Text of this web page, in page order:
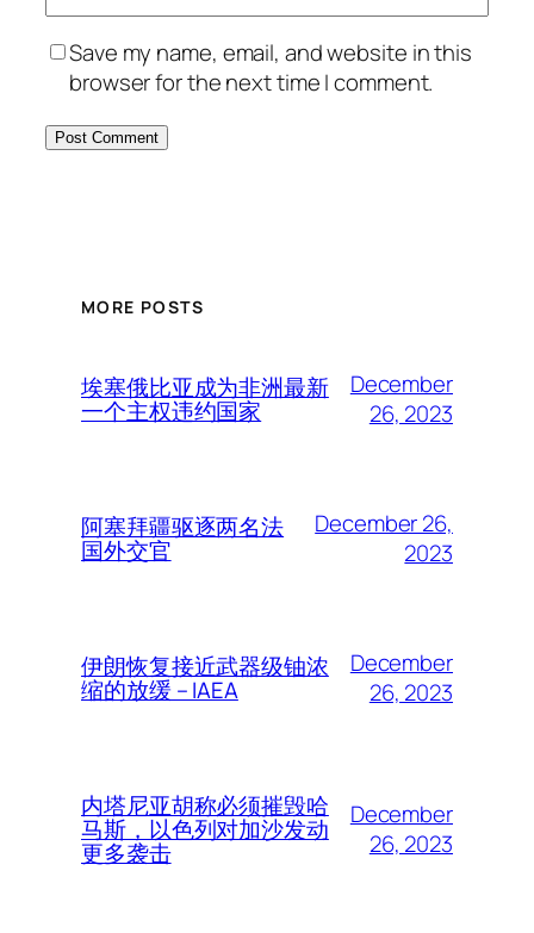
Save my name, email, and website in this
browser for the next time I comment.
MORE POSTS
埃塞俄比亚成为非洲最新
一个主权违约国家
December
26, 2023
阿塞拜疆驱逐两名法
国外交官
December 26,
2023
伊朗恢复接近武器级铀浓
缩的放缓 – IAEA
December
26, 2023
内塔尼亚胡称必须摧毁哈
马斯，以色列对加沙发动
更多袭击
December
26, 2023